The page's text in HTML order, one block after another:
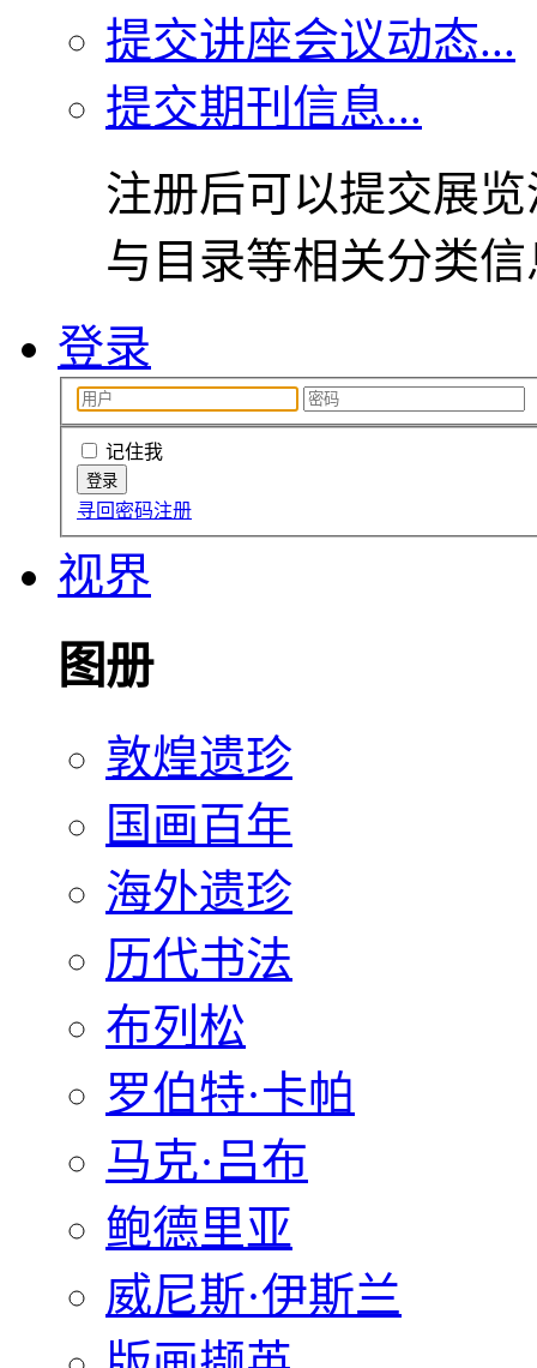
提交讲座会议动态...
提交期刊信息...
注册后可以提交展
与目录等相关分类
登录
记住我
寻回密码注册
视界
图册
敦煌遗珍
国画百年
海外遗珍
历代书法
布列松
罗伯特·卡帕
马克·吕布
鲍德里亚
威尼斯·伊斯兰